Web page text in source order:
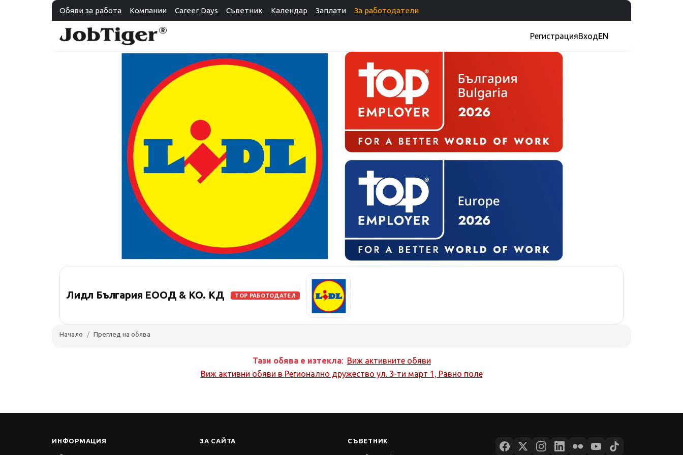
Обяви за работа Компании Career Days Съветник Календар Заплати За работодатели
РегистрацияВходEN
Лидл България ЕООД & КО. КД TOP РАБОТОДАТЕЛ
Начало Преглед на обява
Тази обява е изтекла: Виж активните обяви
Виж активни обяви в Регионално дружество ул. 3-ти март 1, Равно поле
ИНФОРМАЦИЯ ЗА САЙТА СЪВЕТНИК